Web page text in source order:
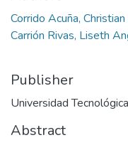
Corrido Acuña,
Carrión Rivas, Liseth
Publisher
Universidad
Abstract